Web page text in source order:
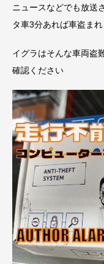
ニュースなどでも放送
タ車3分あれば車盗ま
イグラはそんな車両盗
確認ください